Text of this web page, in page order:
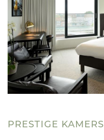
PRESTIGE KAMERS